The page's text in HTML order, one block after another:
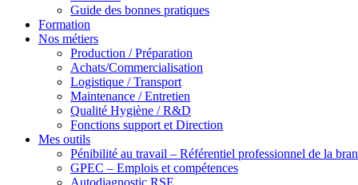
Guide des bonnes pratiques
Formation
Nos métiers
Production / Préparation
Achats/Commercialisation
Logistique / Transport
Maintenance / Entretien
Qualité Hygiène / R&D
Fonctions support et Direction
Mes outils
Pénibilité au travail – Référentiel professionnel de la
GPEC – Emplois et compétences
Autodiagnostic RSE